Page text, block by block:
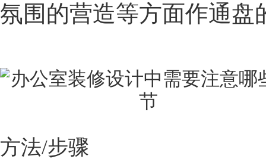
氛围的营造等方面作通盘
方法/步骤